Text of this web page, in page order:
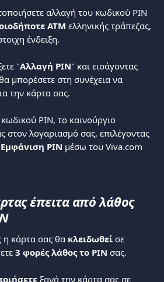
αλλαγή του κωδικού PIN
ΑΤΜ ελληνικής τράπεζας,
ένδειξη.
"Αλλαγή ΡΙΝ" και εισάγοντας
μπορέσετε στη συνέχεια να
την κάρτα σας.
PIN, το καινούργιο
στον λογαριασμό σας, επιλέγοντας
Εμφάνιση PIN μέσω του Viva.com
έπειτα από λάθος
η κάρτα σας θα κλειδωθεί σε
3 φορές λάθος το PIN σας.
ξανά την κάρτα σας σε